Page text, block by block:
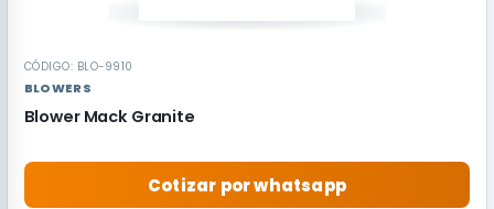
CÓDIGO: BLO-9910
BLOWERS
Blower Mack Granite
Cotizar por whatsapp